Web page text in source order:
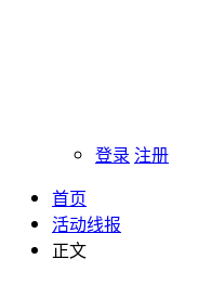
登录 注册
首页
活动线报
正文